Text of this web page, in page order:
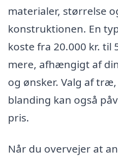
materialer, størrelse
konstruktionen. En
koste fra 20.000 kr. til
mere, afhængigt af
og ønsker. Valg af
blanding kan også
pris.
Når du overvejer at